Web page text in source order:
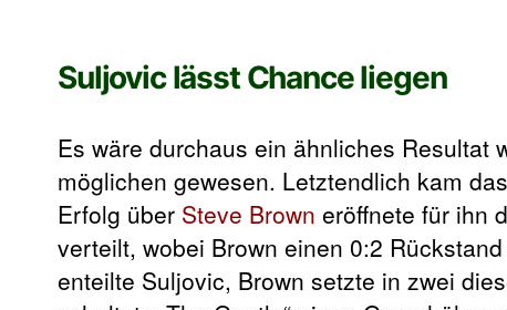
Suljovic lässt Chance liegen
Es wäre durchaus ein ähnliches Resultat
möglichen gewesen. Letztendlich kam
Erfolg über Steve Brown eröffnete für ihn
verteilt, wobei Brown einen 0:2
enteilte Suljovic, Brown setzte in zwei